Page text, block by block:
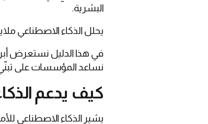
البشرية.
يحلل الذكاء الاصطناعي
في هذا الدليل نستعرض أبرز
نساعد المؤسسات على
كيف يدعم
يشير الذكاء الاصطناعي